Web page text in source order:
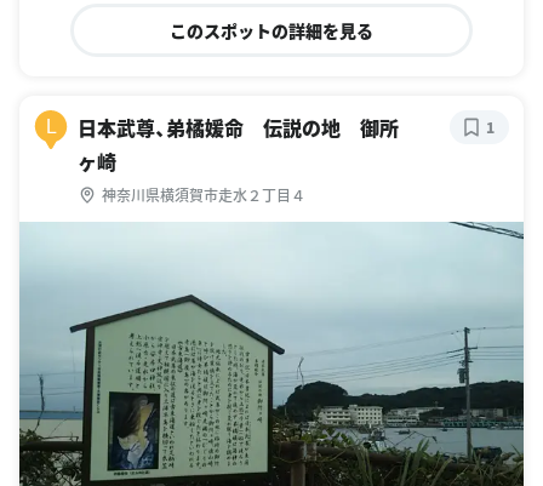
このスポットの詳細を見る
L
日本武尊、弟橘媛命 伝説の地 御所
ヶ崎
神奈川県横須賀市走水２丁目４
1